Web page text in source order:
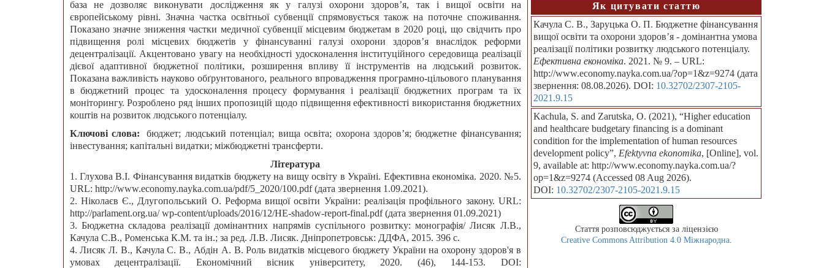
база не дозволяє виконувати дослідження як у галузі охорони здоров’я, так і вищої освіти на
європейському рівні. Значна частка освітньої субвенції спрямовується також на поточне споживання.
Показано значне зниження частки медичної субвенції місцевим бюджетам в 2020 році, що свідчить про
підвищення ролі місцевих бюджетів у фінансуванні галузі охорони здоров’я внаслідок реформи
децентралізації. Акцентовано увагу на необхідності удосконалення інституційного середовища реалізації
дієвої адаптивної бюджетної політики, розширення впливу її інструментів на людський розвиток.
Показана важливість науково обґрунтованого, реального впровадження програмно-цільового планування
в бюджетний процес та удосконалення процесу формування і реалізації бюджетних програм та їх
моніторингу. Розроблено ряд інших пропозицій щодо підвищення ефективності використання бюджетних
коштів на розвиток людського потенціалу.
Ключові слова:
бюджет; людський потенціал; вища освіта; охорона здоров’я; бюджетне фінансування;
інвестування; капітальні видатки; міжбюджетні трансферти.
Література
1. Глухова В.І. Фінансування видатків бюджету на вищу освіту в Україні. Ефективна економіка. 2020. №5.
URL: http://www.economy.nayka.com.ua/pdf/5_2020/100.pdf (дата звернення 1.09.2021).
2. Ніколаєв Є., Длугопольський О. Реформа вищої освіти України: реалізація профільного закону. URL:
http://parlament.org.ua/ wp-content/uploads/2016/12/HE-shadow-report-final.pdf (дата звернення 01.09.2021)
3. Бюджетна складова реалізації домінантних напрямів суспільного розвитку: монографія/ Лисяк Л.В.,
Качула С.В., Роменська К.М. та ін.; за ред. Л.В. Лисяк. Дніпропетровськ: ДДФА, 2015. 396 с.
4. Лисяк Л. В., Качула С. В., Абдін А. В. Роль видатків місцевого бюджету України на охорону здоров'я в
умовах децентралізації. Економічний вісник університету, 2020. (46), 144-153. DOI:
Як цитувати статтю
Качула С. В., Заруцька О. П. Бюджетне фінансування
вищої освіти та охорони здоров’я - домінантна умова
реалізації політики розвитку людського потенціалу.
Ефективна економіка. 2021. № 9. – URL:
http://www.economy.nayka.com.ua/?op=1&z=9274 (дата
звернення: 08.08.2026). DOI: 10.32702/2307-2105-
2021.9.15
Kachula, S. and Zarutska, О. (2021), “Higher education
and healthcare budgetary financing is a dominant
condition for the implementation of human resources
development policy”, Efektyvna ekonomika, [Online], vol.
9, available at: http://www.economy.nayka.com.ua/?
op=1&z=9274 (Accessed 08 Aug 2026).
DOI: 10.32702/2307-2105-2021.9.15
Стаття розповсюджується за ліцензією
Creative Commons Attribution 4.0 Міжнародна.